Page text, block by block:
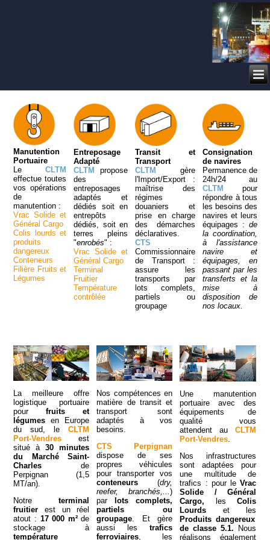
Manutention
Portuaire
Le CLTM
effectue toutes
vos opérations
de
manutention :
Vrac Solide et
Général Cargo
Colis lourds et
produits
dangereux
Conteneurs
Filière Fruits et
Légumes
Entreposage
Adapté
CLTM
propose
des
entreposages
adaptés et
dédiés soit en
entrepôts
dédiés, soit en
terres pleins
"enrobés" :
Vrac Solide et
Général Cargo
Terminal
Fruitier
Température
contrôlée
Transit et
Transport
CLTM
gère
l'Import/Export :
maîtrise des
régimes
douaniers et
prise en charge
des démarches
déclaratives.
CTS
Commissionnaire
de Transport :
assure les
transports par
lots complets,
partiels ou
groupage
Consignation
de navires
Permanence de
24h/24 au
CLTM
pour
répondre à tous
les besoins des
navires et leurs
équipages :de
la coordination,
à l'assistance
navire et
équipages, en
passant par les
transferts et la
mise à
disposition de
nos locaux.
La meilleure offre
logistique portuaire
pourfruits et
légumes en Europe
du sud, leCLTM
Port-Vendres est
situé à30 minutes
du Marché Saint-
Charlesde
Perpignan (1,5
MT/an).
Notreterminal
fruitier est un réel
atout : 17 000 m²de
stockage à
température
Nos compétences en
matière de transit et
transport sont
adaptés à vos
besoins.
CTS Perpignan
dispose de ses
propres véhicules
pour transporter vos
conteneurs (dry,
reefer, branchés,...)
par
lots complets,
partiels ou
groupage. Et gère
aussi lestrafics
ferroviaires, les
Une manutention
portuaire avec des
équipements de
qualité vous
attendent auCLTM
Port-Vendres
Nos infrastructures
sont adaptées pour
une multitude de
trafics : pour le Vrac
Solide / Général
Cargo, les Colis
Lourds et les
Produits dangereux
de classe 5.1. Nous
réalisons également